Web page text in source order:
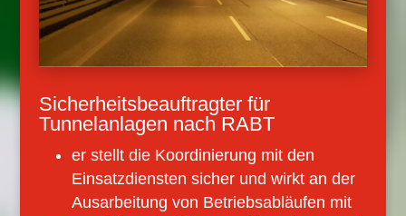
Sicherheitsbeauftragter für
Tunnelanlagen nach RABT
er stellt die Koordinierung mit den
Einsatzdiensten sicher und wirkt an der
Ausarbeitung von Betriebsabläufen mit